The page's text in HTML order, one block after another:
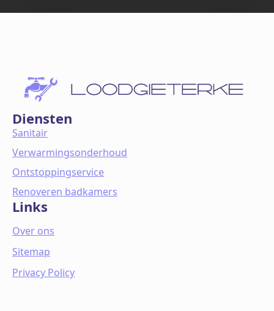
Diensten
Sanitair
Verwarmingsonderhoud
Ontstoppingservice
Renoveren badkamers
Links
Over ons
Sitemap
Privacy Policy